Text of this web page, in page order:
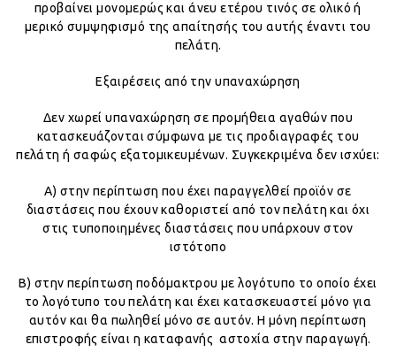
προβαίνει μονομερώς και άνευ ετέρου τινός σε ολικό ή
μερικό συμψηφισμό της απαίτησής του αυτής έναντι του
πελάτη.
Εξαιρέσεις από την υπαναχώρηση
Δεν χωρεί υπαναχώρηση σε προμήθεια αγαθών που
κατασκευάζονται σύμφωνα με τις προδιαγραφές του
πελάτη ή σαφώς εξατομικευμένων. Συγκεκριμένα δεν ισχύει:
Α) στην περίπτωση που έχει παραγγελθεί προϊόν σε
διαστάσεις που έχουν καθοριστεί από τον πελάτη και όχι
στις τυποποιημένες διαστάσεις που υπάρχουν στον
ιστότοπο
Β) στην περίπτωση ποδόμακτρου με λογότυπο το οποίο έχει
το λογότυπο του πελάτη και έχει κατασκευαστεί μόνο για
αυτόν και θα πωληθεί μόνο σε αυτόν. Η μόνη περίπτωση
επιστροφής είναι η καταφανής αστοχία στην παραγωγή.